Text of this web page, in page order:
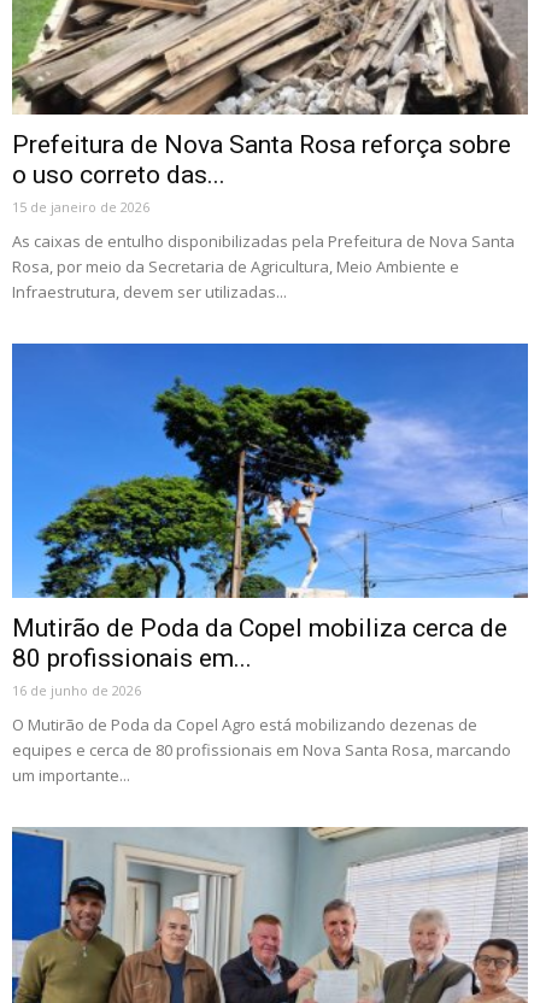
Prefeitura de Nova Santa Rosa reforça sobre
o uso correto das...
15 de janeiro de 2026
As caixas de entulho disponibilizadas pela Prefeitura de Nova Santa
Rosa, por meio da Secretaria de Agricultura, Meio Ambiente e
Infraestrutura, devem ser utilizadas...
Mutirão de Poda da Copel mobiliza cerca de
80 profissionais em...
16 de junho de 2026
O Mutirão de Poda da Copel Agro está mobilizando dezenas de
equipes e cerca de 80 profissionais em Nova Santa Rosa, marcando
um importante...